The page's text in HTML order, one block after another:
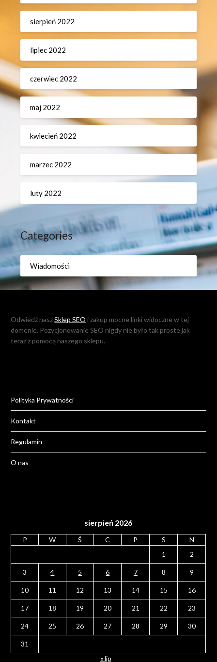
sierpień 2022
lipiec 2022
czerwiec 2022
maj 2022
kwiecień 2022
marzec 2022
luty 2022
Categories
Wiadomości
Odwiedź naszSklep SEO i zakup mocne linki widoczne w tej
domenie. Pozycjonowanie SEO nigdy nie było tak proste jak
teraz z pomocą naszego sklepu.
Polityka Prywatności
Kontakt
Regulamin
O nas
sierpień 2026
P W Ś C P S
N
1
2
3 4 5 6 7 8 9
10 11 12 13 14 15 16
17 18 19 20 21 22 23
24 25 26 27 28 29 30
31
« lip